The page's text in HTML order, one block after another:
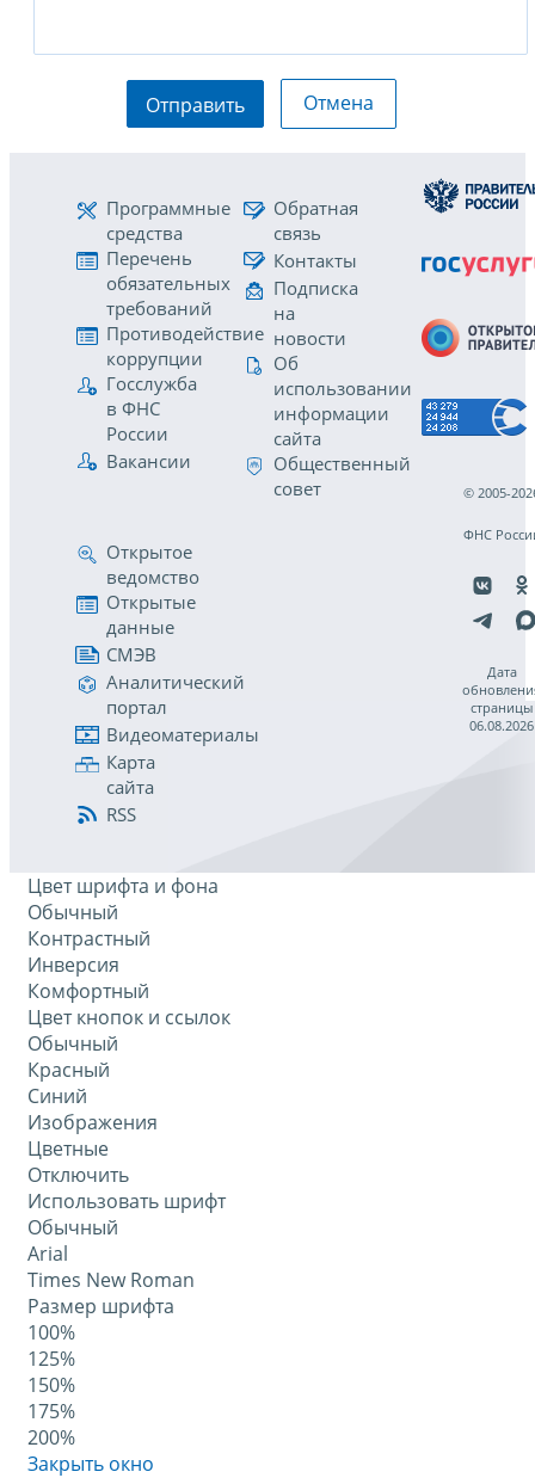
Отправить Отмена
Программные
средства
Перечень
обязательных
требований
Противодействие
коррупции
Госслужба
в ФНС
России
Вакансии
Обратная
связь
Контакты
Подписка
на
новости
Об
использовании
информации
сайта
Общественный
совет
Открытое
ведомство
Открытые
данные
СМЭВ
Аналитический
портал
Видеоматериалы
Карта
сайта
RSS
© 2005-
ФНС
Дата
страницы
06.08.2026
Цвет шрифта и фона
Обычный
Контрастный
Инверсия
Комфортный
Цвет кнопок и ссылок
Обычный
Красный
Синий
Изображения
Цветные
Отключить
Использовать шрифт
Обычный
Arial
Times New Roman
Размер шрифта
100%
125%
150%
175%
200%
Закрыть окно